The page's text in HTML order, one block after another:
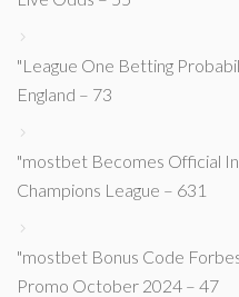
"League One Betting
England – 73
"mostbet Becomes Official
Champions League – 631
"mostbet Bonus Code
Promo October 2024 – 47